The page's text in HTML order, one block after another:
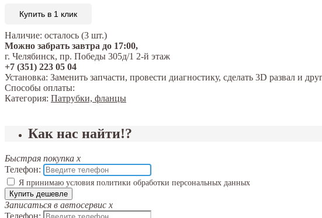
Купить в 1 клик
Наличие: осталось (3 шт.)
Можно забрать завтра до 17:00,
г. Челябинск, пр. Победы 305д/1 2-й этаж
+7 (351) 223 05 04
Установка: Заменить запчасти, провести диагностику, сделать 3D развал и
Способы оплаты:
Категория: Патрубки, фланцы
Как нас найти!?
Быстрая покупка x
Телефон:
Я принимаю условия политики обработки персональных данных
Купить дешевле
Записаться в автосервис x
Телефон: